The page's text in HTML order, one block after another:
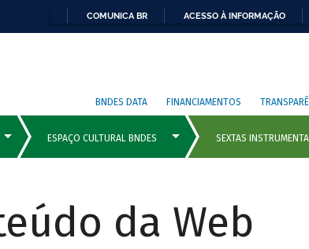
COMUNICA BR ACESSO À INFORMAÇÃO
BNDES DATA FINANCIAMENTOS
da Web